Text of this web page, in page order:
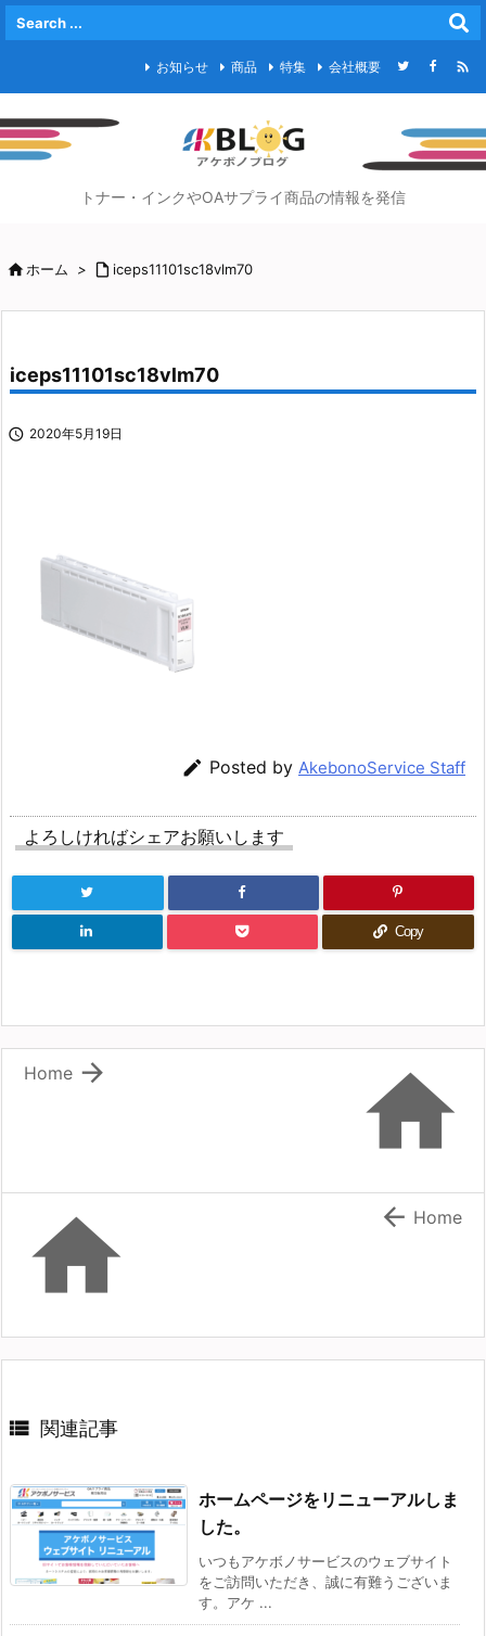
お知らせ 商品 特集 会社概要 
トナー・インクやOAサプライ商品の情報を発信
ホーム >  iceps11101sc18vlm70
iceps11101sc18vlm70
 2020年5月19日
 Posted by AkebonoService Staff
よろしければシェアお願いします
Copy


Home
  Home
 関連記事
ホームページをリニューアルしま
した。
いつもアケボノサービスのウェブサイト
をご訪問いただき、誠に有難うございま
す。アケ ...